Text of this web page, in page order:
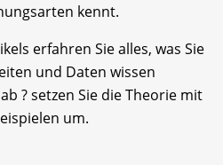
kennt.
erfahren Sie alles, was Sie
und Daten wissen
? setzen Sie die Theorie mit
um.